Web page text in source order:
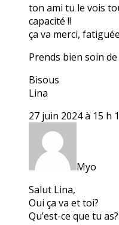
ton ami tu le vois
capacité !!
ça va merci,
Prends bien soin
Bisous
Lina
27 juin 2024 à 15 h
Myo
Salut Lina,
Oui ça va et toi?
Qu’est-ce que tu